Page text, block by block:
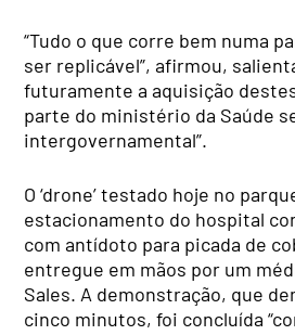
“Tudo o que corre bem numa
ser replicável”, afirmou,
futuramente a aquisição
parte do ministério da Saúde
intergovernamental”.
O ‘drone’ testado hoje no
estacionamento do hospital
com antídoto para picada de
entregue em mãos por um
Sales. A demonstração, que
cinco minutos, foi concluída